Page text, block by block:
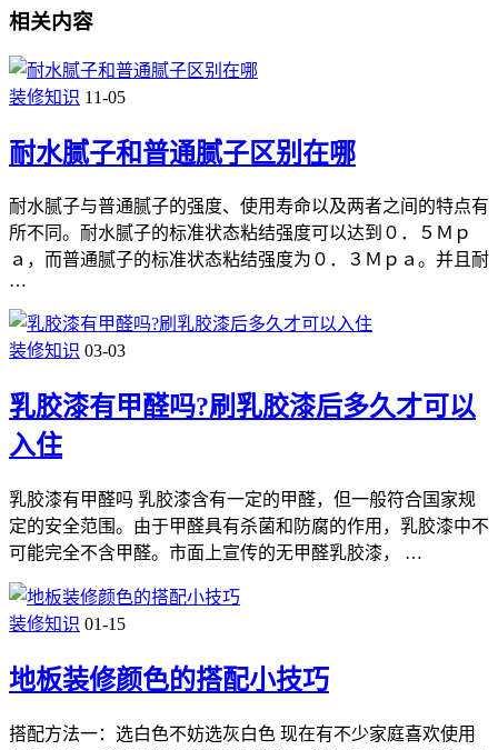
相关内容
装修知识 11-05
耐水腻子和普通腻子区别在哪
耐水腻子与普通腻子的强度、使用寿命以及两者之间的特点有
所不同。耐水腻子的标准状态粘结强度可以达到０．５Ｍｐ
ａ，而普通腻子的标准状态粘结强度为０．３Ｍｐａ。并且耐
…
装修知识 03-03
乳胶漆有甲醛吗?刷乳胶漆后多久才可以
入住
乳胶漆有甲醛吗 乳胶漆含有一定的甲醛，但一般符合国家规
定的安全范围。由于甲醛具有杀菌和防腐的作用，乳胶漆中不
可能完全不含甲醛。市面上宣传的无甲醛乳胶漆， …
装修知识 01-15
地板装修颜色的搭配小技巧
搭配方法一：选白色不妨选灰白色 现在有不少家庭喜欢使用